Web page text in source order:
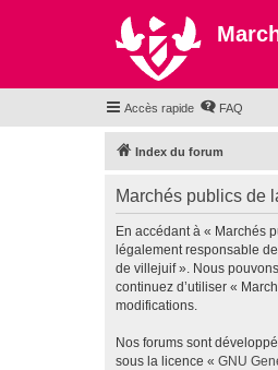
Accès rapide FAQ
Index du forum
Marchés publics de
En accédant à « Marchés
légalement responsable
de villejuif ». Nous
continuez d’utiliser «
modifications.
Nos forums sont
sous la licence « GNU